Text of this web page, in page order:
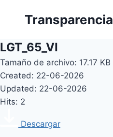
Transparencia
LGT_65_VI
Tamaño de archivo: 17.17 KB
Created: 22-06-2026
Updated: 22-06-2026
Hits: 2
Descargar